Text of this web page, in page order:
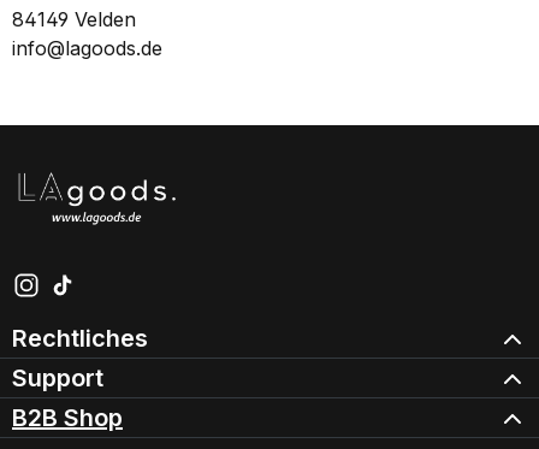
84149 Velden
info@lagoods.de
Schau auf Instagram vorbei – öffnet in neuem Tab
Sieh dir unsere TikTok-Videos an – öffnet in neuem
Rechtliches
Support
B2B Shop